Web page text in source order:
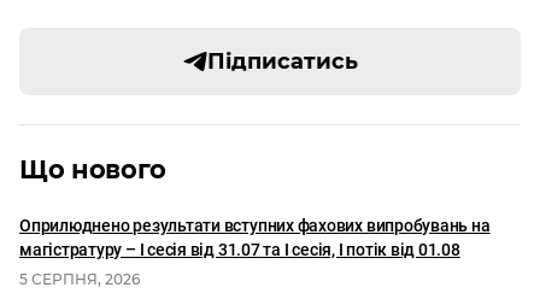
Підписатись
Що нового
Оприлюднено результати вступних фахових випробувань на
магістратуру – І сесія від 31.07 та І сесія, I потік від 01.08
5 СЕРПНЯ, 2026